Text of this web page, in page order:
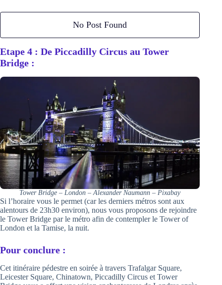
No Post Found
Etape 4 : De Piccadilly Circus au Tower
Bridge :
Tower Bridge – London – Alexander Naumann – Pixabay
Si l’horaire vous le permet (car les derniers métros sont aux
alentours de 23h30 environ), nous vous proposons de rejoindre
le Tower Bridge par le métro afin de contempler le Tower of
London et la Tamise, la nuit.
Pour conclure :
Cet itinéraire pédestre en soirée à travers Trafalgar Square,
Leicester Square, Chinatown, Piccadilly Circus et Tower